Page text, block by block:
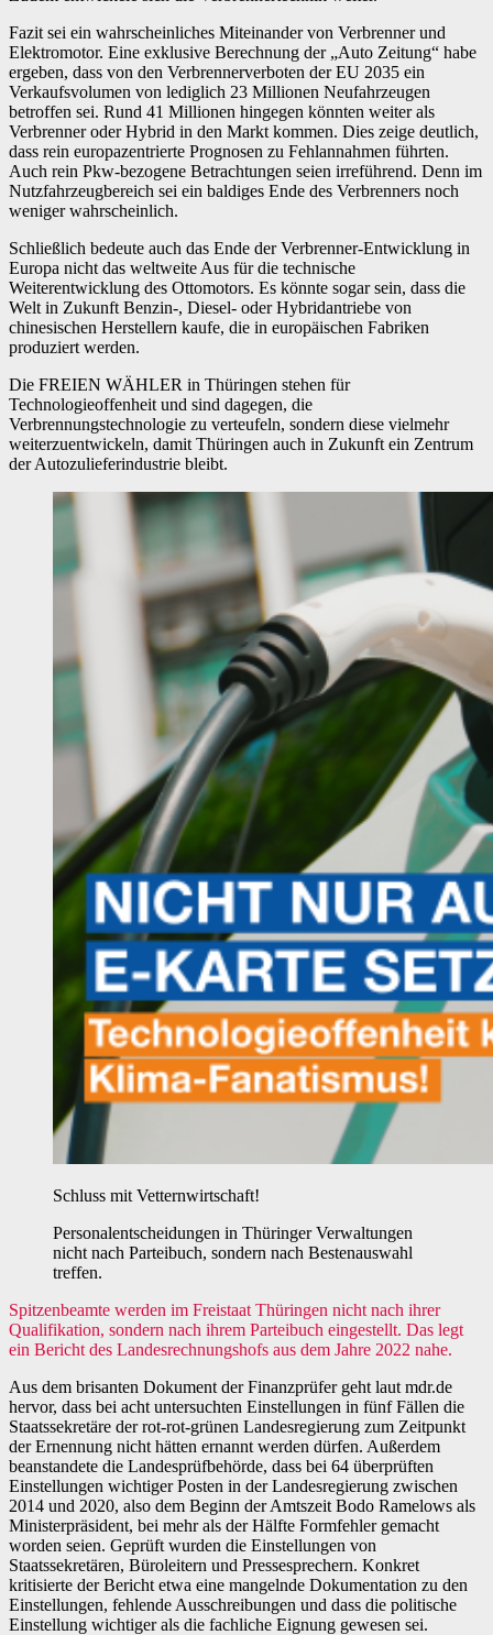
Fazit sei ein wahrscheinliches Miteinander von Verbrenner und
Elektromotor. Eine exklusive Berechnung der „Auto Zeitung“ habe
ergeben, dass von den Verbrennerverboten der EU 2035 ein
Verkaufsvolumen von lediglich 23 Millionen Neufahrzeugen
betroffen sei. Rund 41 Millionen hingegen könnten weiter als
Verbrenner oder Hybrid in den Markt kommen. Dies zeige deutlich,
dass rein europazentrierte Prognosen zu Fehlannahmen führten.
Auch rein Pkw-bezogene Betrachtungen seien irreführend. Denn im
Nutzfahrzeugbereich sei ein baldiges Ende des Verbrenners noch
weniger wahrscheinlich.
Schließlich bedeute auch das Ende der Verbrenner-Entwicklung in
Europa nicht das weltweite Aus für die technische
Weiterentwicklung des Ottomotors. Es könnte sogar sein, dass die
Welt in Zukunft Benzin-, Diesel- oder Hybridantriebe von
chinesischen Herstellern kaufe, die in europäischen Fabriken
produziert werden.
Die FREIEN WÄHLER in Thüringen stehen für
Technologieoffenheit und sind dagegen, die
Verbrennungstechnologie zu verteufeln, sondern diese vielmehr
weiterzuentwickeln, damit Thüringen auch in Zukunft ein Zentrum
der Autozulieferindustrie bleibt.
Schluss mit Vetternwirtschaft!
Personalentscheidungen in Thüringer Verwaltungen
nicht nach Parteibuch, sondern nach Bestenauswahl
treffen.
Spitzenbeamte werden im Freistaat Thüringen nicht nach ihrer
Qualifikation, sondern nach ihrem Parteibuch eingestellt. Das legt
ein Bericht des Landesrechnungshofs aus dem Jahre 2022 nahe.
Aus dem brisanten Dokument der Finanzprüfer geht laut mdr.de
hervor, dass bei acht untersuchten Einstellungen in fünf Fällen die
Staatssekretäre der rot-rot-grünen Landesregierung zum Zeitpunkt
der Ernennung nicht hätten ernannt werden dürfen. Außerdem
beanstandete die Landesprüfbehörde, dass bei 64 überprüften
Einstellungen wichtiger Posten in der Landesregierung zwischen
2014 und 2020, also dem Beginn der Amtszeit Bodo Ramelows als
Ministerpräsident, bei mehr als der Hälfte Formfehler gemacht
worden seien. Geprüft wurden die Einstellungen von
Staatssekretären, Büroleitern und Pressesprechern. Konkret
kritisierte der Bericht etwa eine mangelnde Dokumentation zu den
Einstellungen, fehlende Ausschreibungen und dass die politische
Einstellung wichtiger als die fachliche Eignung gewesen sei.